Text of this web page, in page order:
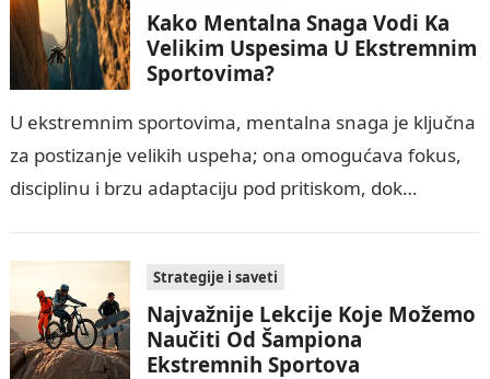
Kako Mentalna Snaga Vodi Ka
Velikim Uspesima U Ekstremnim
Sportovima?
U ekstremnim sportovima, mentalna snaga je ključna
za postizanje velikih uspeha; ona omogućava fokus,
disciplinu i brzu adaptaciju pod pritiskom, dok
Strategije i saveti
Najvažnije Lekcije Koje Možemo
Naučiti Od Šampiona
Ekstremnih Sportova